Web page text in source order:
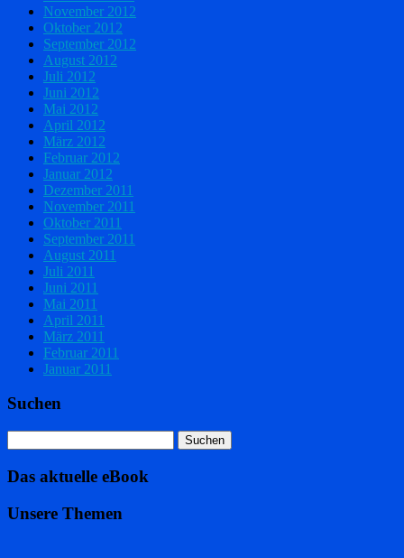
November 2012
Oktober 2012
September 2012
August 2012
Juli 2012
Juni 2012
Mai 2012
April 2012
März 2012
Februar 2012
Januar 2012
Dezember 2011
November 2011
Oktober 2011
September 2011
August 2011
Juli 2011
Juni 2011
Mai 2011
April 2011
März 2011
Februar 2011
Januar 2011
Suchen
Das aktuelle eBook
Unsere Themen